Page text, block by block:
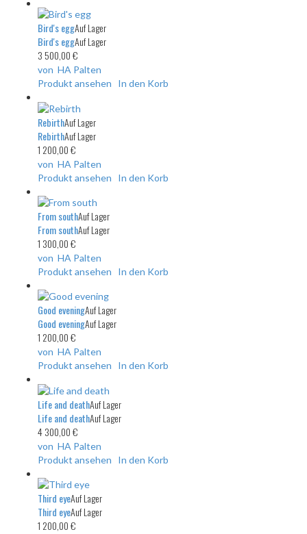
Bird's eggAuf Lager
Bird's eggAuf Lager
3 500,00 €
von HA Palten
Produkt ansehen
In den Korb
RebirthAuf Lager
RebirthAuf Lager
1 200,00 €
von HA Palten
Produkt ansehen
In den Korb
From southAuf Lager
From southAuf Lager
1 300,00 €
von HA Palten
Produkt ansehen
In den Korb
Good eveningAuf Lager
Good eveningAuf Lager
1 200,00 €
von HA Palten
Produkt ansehen
In den Korb
Life and deathAuf Lager
Life and deathAuf Lager
4 300,00 €
von HA Palten
Produkt ansehen
In den Korb
Third eyeAuf Lager
Third eyeAuf Lager
1 200,00 €